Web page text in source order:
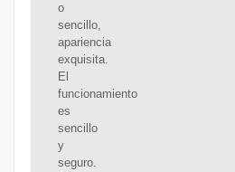
o
sencillo,
apariencia
exquisita.
El
funcionamiento
es
sencillo
y
seguro.